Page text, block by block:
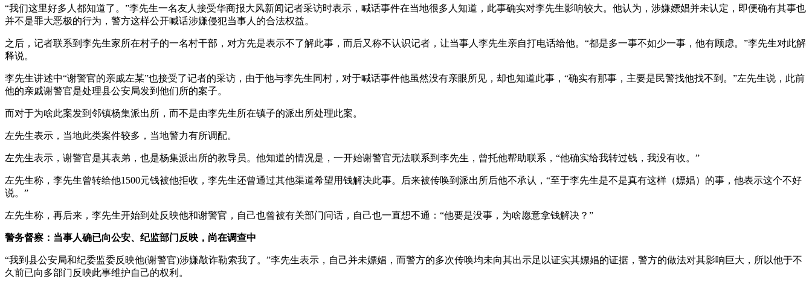
“我们这里好多人都知道了。”李先生一名友人接受华商报大风新闻记者采访时表示，喊话事件在当地很多人知道，此事确实对李先生影响较大。他认为，涉嫌嫖娼并未认定，即便确有其事也
并不是罪大恶极的行为，警方这样公开喊话涉嫌侵犯当事人的合法权益。
之后，记者联系到李先生家所在村子的一名村干部，对方先是表示不了解此事，而后又称不认识记者，让当事人李先生亲自打电话给他。“都是多一事不如少一事，他有顾虑。”李先生对此解
释说。
李先生讲述中“谢警官的亲戚左某”也接受了记者的采访，由于他与李先生同村，对于喊话事件他虽然没有亲眼所见，却也知道此事，“确实有那事，主要是民警找他找不到。”左先生说，此前
他的亲戚谢警官是处理县公安局发到他们所的案子。
而对于为啥此案发到邻镇杨集派出所，而不是由李先生所在镇子的派出所处理此案。
左先生表示，当地此类案件较多，当地警力有所调配。
左先生表示，谢警官是其表弟，也是杨集派出所的教导员。他知道的情况是，一开始谢警官无法联系到李先生，曾托他帮助联系，“他确实给我转过钱，我没有收。”
左先生称，李先生曾转给他1500元钱被他拒收，李先生还曾通过其他渠道希望用钱解决此事。后来被传唤到派出所后他不承认，“至于李先生是不是真有这样（嫖娼）的事，他表示这个不好
说。”
左先生称，再后来，李先生开始到处反映他和谢警官，自己也曾被有关部门问话，自己也一直想不通：“他要是没事，为啥愿意拿钱解决？”
警务督察：当事人确已向公安、纪监部门反映，尚在调查中
“我到县公安局和纪委监委反映他(谢警官)涉嫌敲诈勒索我了。”李先生表示，自己并未嫖娼，而警方的多次传唤均未向其出示足以证实其嫖娼的证据，警方的做法对其影响巨大，所以他于不
久前已向多部门反映此事维护自己的权利。